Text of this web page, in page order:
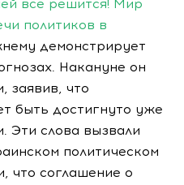
все решится! Мир
политиков в
демонстрирует
Накануне он
заявив, что
быть достигнуто уже
Эти слова вызвали
политическом
что соглашение о